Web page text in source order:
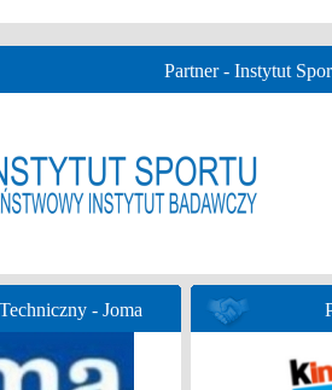
Partner - Instytut
- Joma